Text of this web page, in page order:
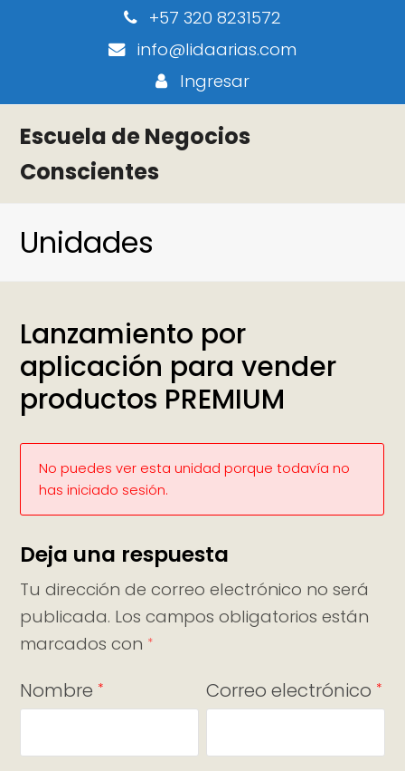
+57 320 8231572
info@lidaarias.com
Ingresar
Escuela de Negocios
Conscientes
Unidades
Lanzamiento por
aplicación para vender
productos PREMIUM
No puedes ver esta unidad porque todavía no
has iniciado sesión.
Deja una respuesta
Tu dirección de correo electrónico no será
publicada. Los campos obligatorios están
marcados con *
Nombre * Correo electrónico *